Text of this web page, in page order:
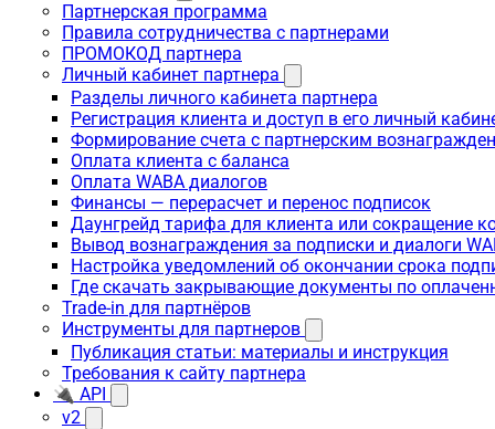
Партнерская программа
Правила сотрудничества с партнерами
ПРОМОКОД партнера
Личный кабинет партнера
Разделы личного кабинета партнера
Регистрация клиента и доступ в его личный
Формирование счета с партнерским
Оплата клиента с баланса
Оплата WABA диалогов
Финансы — перерасчет и перенос подписок
Даунгрейд тарифа для клиента или сокращение
Вывод вознаграждения за подписки и диалоги
Настройка уведомлений об окончании срока
Где скачать закрывающие документы по
Trade-in для партнёров
Инструменты для партнеров
Публикация статьи: материалы и инструкция
Требования к сайту партнера
🔌 API
v2